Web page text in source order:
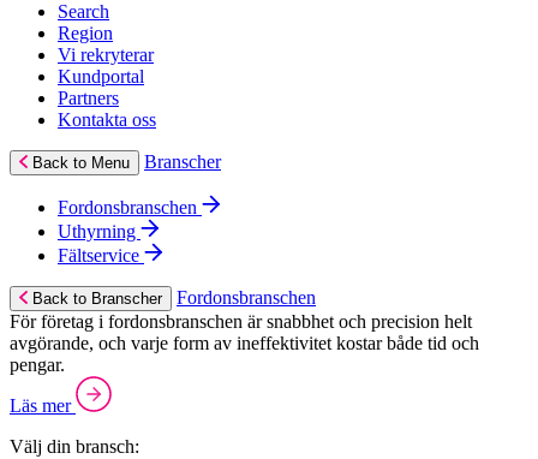
Search
Region
Vi rekryterar
Kundportal
Partners
Kontakta oss
Back to Menu Branscher
Fordonsbranschen
Uthyrning
Fältservice
Back to Branscher
Fordonsbranschen
För företag i fordonsbranschen är snabbhet och precision helt
avgörande, och varje form av ineffektivitet kostar både tid och
pengar.
Läs mer
Välj din bransch: